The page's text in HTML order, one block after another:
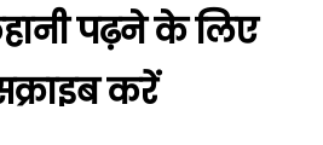
पढ़ने के लिए
करें